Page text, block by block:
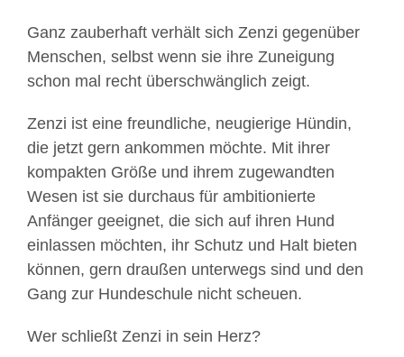
Ganz zauberhaft verhält sich Zenzi gegenüber
Menschen, selbst wenn sie ihre Zuneigung
schon mal recht überschwänglich zeigt.
Zenzi ist eine freundliche, neugierige Hündin,
die jetzt gern ankommen möchte. Mit ihrer
kompakten Größe und ihrem zugewandten
Wesen ist sie durchaus für ambitionierte
Anfänger geeignet, die sich auf ihren Hund
einlassen möchten, ihr Schutz und Halt bieten
können, gern draußen unterwegs sind und den
Gang zur Hundeschule nicht scheuen.
Wer schließt Zenzi in sein Herz?